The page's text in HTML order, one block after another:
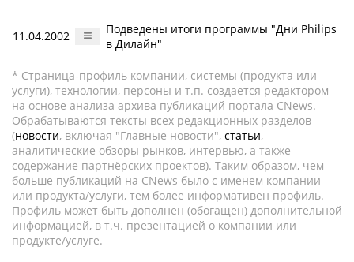
11.04.2002
Подведены итоги программы "Дни Philips
в Дилайн"
* Страница-профиль компании, системы (продукта или
услуги), технологии, персоны и т.п. создается редактором
на основе анализа архива публикаций портала CNews.
Обрабатываются тексты всех редакционных разделов
(новости, включая "Главные новости", статьи,
аналитические обзоры рынков, интервью, а также
содержание партнёрских проектов). Таким образом, чем
больше публикаций на CNews было с именем компании
или продукта/услуги, тем более информативен профиль.
Профиль может быть дополнен (обогащен) дополнительной
информацией, в т.ч. презентацией о компании или
продукте/услуге.